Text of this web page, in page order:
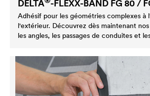
DELTA -FLEXX-BAND FG 80 /
Adhésif pour les géométries complexes à
l'extérieur. Découvrez dès maintenant
les angles, les passages de conduites et